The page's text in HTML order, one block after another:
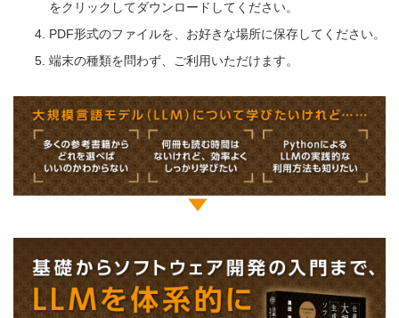
をクリックしてダウンロードしてください。
PDF形式のファイルを、お好きな場所に保存してください。
端末の種類を問わず、ご利用いただけます。